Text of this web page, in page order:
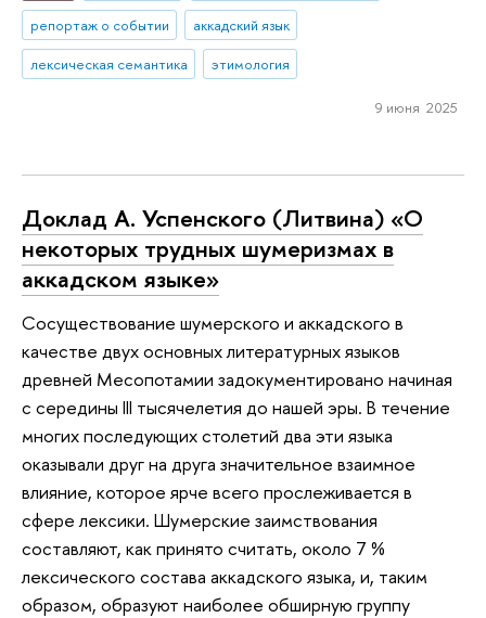
репортаж о событии
аккадский язык
лексическая семантика
этимология
9 июня 2025
Доклад А. Успенского (Литвина) «О
некоторых трудных шумеризмах в
аккадском языке»
Сосуществование шумерского и аккадского в
качестве двух основных литературных языков
древней Месопотамии задокументировано начиная
с середины III тысячелетия до нашей эры. В течение
многих последующих столетий два эти языка
оказывали друг на друга значительное взаимное
влияние, которое ярче всего прослеживается в
сфере лексики. Шумерские заимствования
составляют, как принято считать, около 7 %
лексического состава аккадского языка, и, таким
образом, образуют наиболее обширную группу